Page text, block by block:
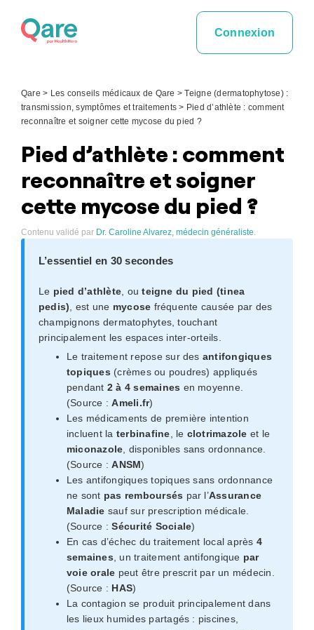
Connexion
Qare > Les conseils médicaux de Qare >Teigne (dermatophytose) :
transmission, symptômes et traitements > Pied d’athlète : comment
reconnaître et soigner cette mycose du pied ?
Pied d’athlète : comment
reconnaître et soigner
cette mycose du pied ?
Contenu validé par Dr. Caroline Alvarez, médecin généraliste.
L’essentiel en 30 secondes
Le pied d’athlète , outeigne du pied (tinea
pedis) , est une mycose fréquente causée par des
champignons dermatophytes, touchant
principalement les espaces inter-orteils.
Le traitement repose sur des antifongiques
topiques (crèmes ou poudres) appliqués
pendant 2 à 4 semaines en moyenne.
(Source :Ameli.fr)
Les médicaments de première intention
incluent la terbinafine , le clotrimazole et le
miconazole , disponibles sans ordonnance.
(Source :ANSM)
Les antifongiques topiques sans ordonnance
ne sont pas remboursés par l’Assurance
Maladie sauf sur prescription médicale.
(Source :Sécurité Sociale)
En cas d’échec du traitement local après 4
semaines , un traitement antifongique par
voie orale peut être prescrit par un médecin.
(Source : HAS)
La contagion se produit principalement dans
les lieux humides partagés : piscines,